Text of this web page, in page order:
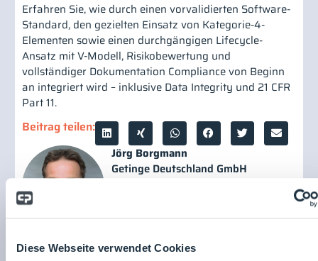
Diese Webseite verwendet Cookies
Erfahren Sie, wie durch einen vorvalidierten Software-
Standard, den gezielten Einsatz von Kategorie-4-
Elementen sowie einen durchgängigen Lifecycle-
Ansatz mit V-Modell, Risikobewertung und
vollständiger Dokumentation Compliance von Beginn
an integriert wird – inklusive Data Integrity und 21 CFR
Part 11.
Beitrag teilen:
Jörg Borgmann
Getinge Deutschland GmbH